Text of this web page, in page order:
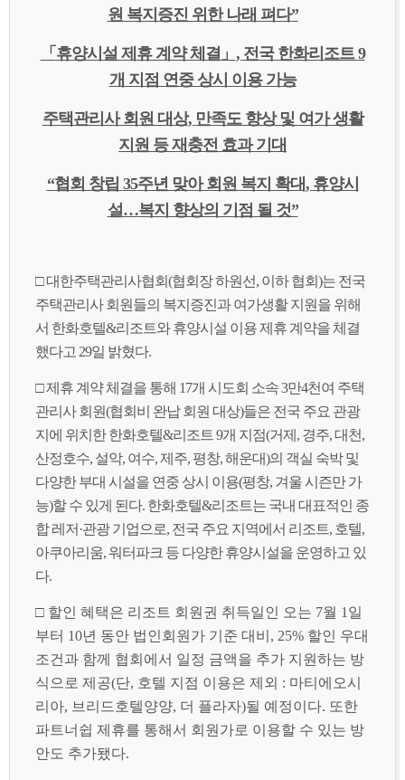
원 복지증진 위한 나래 펴다”
「 휴양시설 제휴 계약 체결 」 , 전국 한화리조트9
개 지점 연중 상시 이용 가능
주택관리사 회원 대상, 만족도 향상 및 여가 생활
지원 등 재충전 효과 기대
“협회 창립 35주년 맞아 회원 복지 확대, 휴양시
설 …복지 향상의 기점 될 것”
□ 대한주택관리사협회(협회장 하원선, 이하 협회)는 전국
주택관리사 회원들의 복지증진과 여가생활 지원을 위해
서 한화호텔&리조트와 휴양시설 이용 제휴 계약을 체결
했다고 29일 밝혔다.
□ 제휴 계약 체결을 통해 17개 시도회 소속 3만4천여 주택
관리사 회원(협회비 완납 회원 대상)들은 전국 주요 관광
지에 위치한 한화호텔&리조트 9개 지점(거제, 경주, 대천,
산정호수, 설악, 여수, 제주, 평창, 해운대)의 객실 숙박 및
다양한 부대 시설을 연중 상시 이용(평창, 겨울 시즌만 가
능)할 수 있게 된다. 한화호텔&리조트는 국내 대표적인 종
합 레저·관광 기업으로, 전국 주요 지역에서 리조트, 호텔,
아쿠아리움, 워터파크 등 다양한 휴양시설을 운영하고 있
다.
□ 할인 혜택은 리조트 회원권 취득일인 오는 7월 1일
부터 10년 동안 법인회원가 기준 대비, 25% 할인 우대
조건과 함께 협회에서 일정 금액을 추가 지원하는 방
식으로 제공(단, 호텔 지점 이용은 제외 : 마티에오시
리아, 브리드호텔양양, 더 플라자)될 예정이다. 또한
파트너쉽 제휴를 통해서 회원가로 이용할 수 있는 방
안도 추가됐다.